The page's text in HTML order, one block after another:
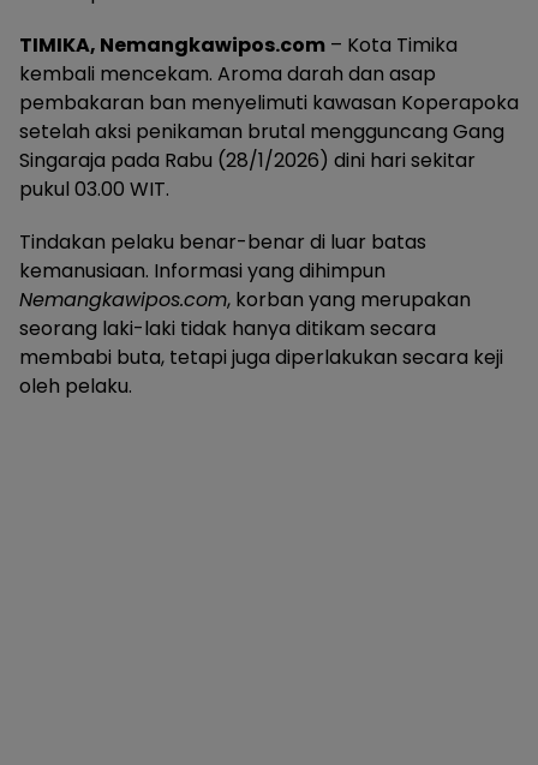
TIMIKA, Nemangkawipos.com – Kota Timika
kembali mencekam. Aroma darah dan asap
pembakaran ban menyelimuti kawasan Koperapoka
setelah aksi penikaman brutal mengguncang Gang
Singaraja pada Rabu (28/1/2026) dini hari sekitar
pukul 03.00 WIT.
​Tindakan pelaku benar-benar di luar batas
kemanusiaan. Informasi yang dihimpun
Nemangkawipos.com, korban yang merupakan
seorang laki-laki tidak hanya ditikam secara
membabi buta, tetapi juga diperlakukan secara keji
oleh pelaku.